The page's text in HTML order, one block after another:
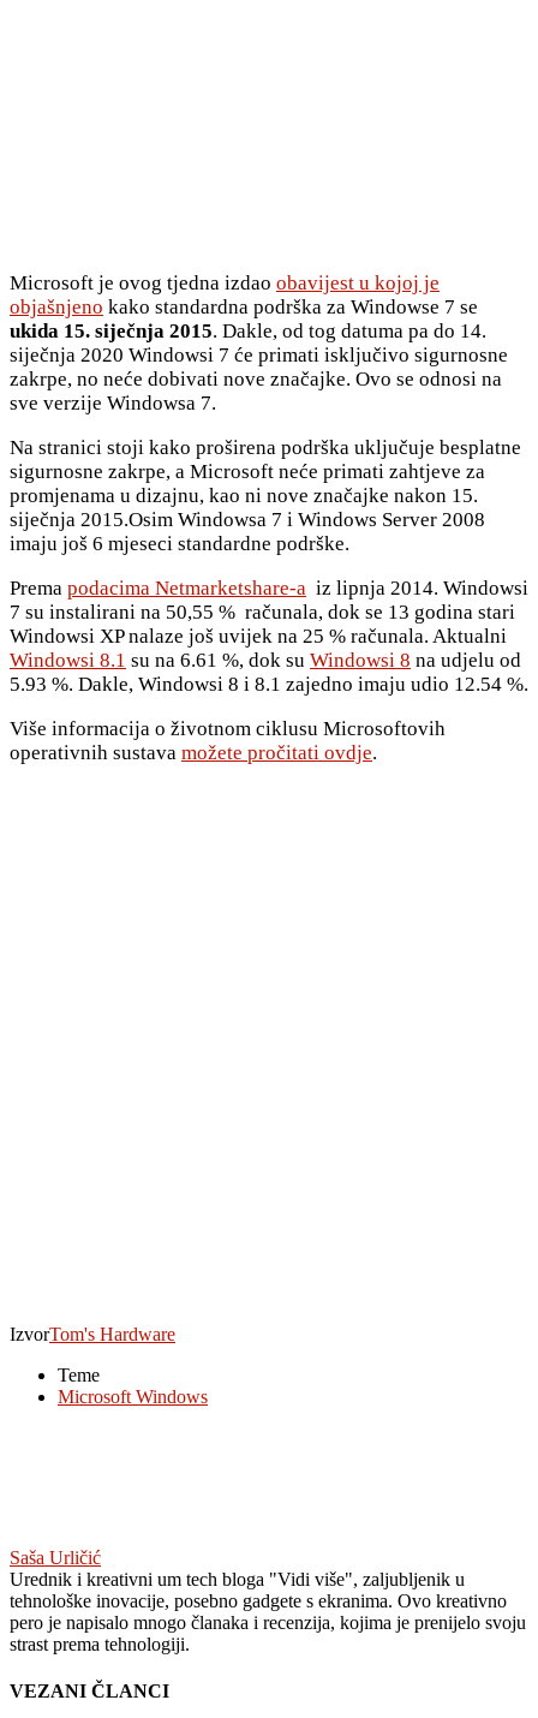
Microsoft je ovog tjedna izdao obavijest u kojoj je
objašnjeno kako standardna podrška za Windowse 7 se
ukida 15. siječnja 2015. Dakle, od tog datuma pa do 14.
siječnja 2020 Windowsi 7 će primati isključivo sigurnosne
zakrpe, no neće dobivati nove značajke. Ovo se odnosi na
sve verzije Windowsa 7.
Na stranici stoji kako proširena podrška uključuje besplatne
sigurnosne zakrpe, a Microsoft neće primati zahtjeve za
promjenama u dizajnu, kao ni nove značajke nakon 15.
siječnja 2015.Osim Windowsa 7 i Windows Server 2008
imaju još 6 mjeseci standardne podrške.
Prema podacima Netmarketshare-a iz lipnja 2014. Windowsi
7 su instalirani na 50,55 % računala, dok se 13 godina stari
Windowsi XP nalaze još uvijek na 25 % računala. Aktualni
Windowsi 8.1 su na 6.61 %, dok su Windowsi 8 na udjelu od
5.93 %. Dakle, Windowsi 8 i 8.1 zajedno imaju udio 12.54 %.
Više informacija o životnom ciklusu Microsoftovih
operativnih sustava možete pročitati ovdje.
IzvorTom's Hardware
Teme
Microsoft Windows
Saša Urličić
Urednik i kreativni um tech bloga "Vidi više", zaljubljenik u
tehnološke inovacije, posebno gadgete s ekranima. Ovo kreativno
pero je napisalo mnogo članaka i recenzija, kojima je prenijelo svoju
strast prema tehnologiji.
VEZANI ČLANCI